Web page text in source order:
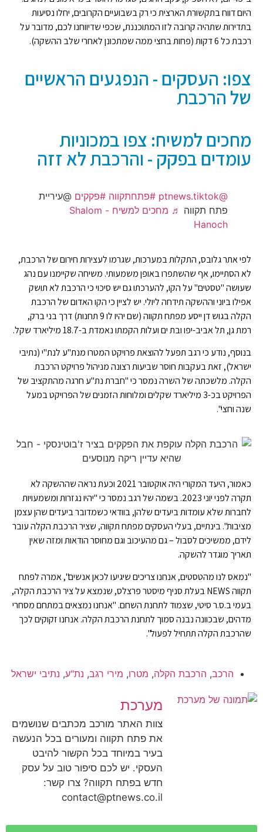
היום דווח בתקשורת הארצית כי רק בשבועיים הקרובים, יחלו נסיעות
בתדירות שתהיה קרובה לזו המתוכננת, שכפי שדיווחנו לכם, מדובר על
רכבת כל 6 דקות (פחות בחצי ממה שמתכונן לאחרי שלב ההשקה).
צפו: העסקים - הנפגעים הראשיים
של הרכבת
מחכים למשיח: צפו במכוניות
עומדים בפקק - והרכבת לא זזה
@ptnews.tiktok #פתחתקווה #פקקים @עיריית
פתח תקווה
♬ מחכים למשיח - Shalom
Hanoch
לפי אתר גלובס, התקלות במערכות, שגרמו לעצירות חירום של הרכבת,
לא הסתיימו, אף שהשתפרו באופן משמעותי. משיחה שקיימנו עם נהג
שעושה "טסטים" על הקו, להערכתו גם יש סיכוי כי הרכבת לא תושק
אפילו ביוני וההשקה תידחה ליולי. יש לציין כי הקו האדום של הרכבת
הקלה בגוש דן ייסע מפתח תקווה (שם יהיו לו 9 תחנות) דרך בני ברק,
רמת גן, תל אביב-יפו ובת ים ועלות הקמתו נאמדת ב-18.7 מיליארד שקל.
בנוסף, נודע כי רגב תפעל להוצאת פרויקט המטרו מנת"ע לנת"י (נתיבי
ישראל), זאת בעקבות חוסר שביעות רצונה מניהול פרויקט הרכבת
הקלה. מלשכתה של השרה נמסר כי "חברת נת"ע חרגה מהתקציב של
הפרויקט בכ-3 מיליארד שקלים ומלוחות הזמנים של הפרויקט במעל
שנה וחצי".
כאמור, היעד המקורי היה אוקטובר 2021 וכעת נראה שההשקה לא
תקרה לפני יוני 2023. בשמה של רגב נמסר כי "יהיו נגזרות ומשמעויות
לחברות שלא עומדות ביעדים שלהן, בוודאי כשמדובר ביעדים שהן עצמן
מציבות".בינתיים, בעלי העסקים מפתח תקווה, שציר הרכבת הקלה עובר
לידם, ממשיכים לסבול – גם מהעיכוב וגם מחוסר הודאות ומזה שאין
תאריך מוגדר להשקה.
"נמאס לנו מהטסטים, אנחנו צריכים שיגיעו לכאן אנשים", אמרה לפתח
תקווה NEWS בעלת סניף מיסטר פרצלס, שנמצא על ציר הרכבת הקלה,
בעמי ב.ס.ר סיטי, שצמוד לתחנת השחם. "אנחנו נמצאים במתחם מסחרי
מדהים, שבכוונה נבנה סמוך לתחנת הרכבת הקלה. אנחנו זקוקים לכך
שהרכבת הקלה תתחיל לפעול".
הרכב, הרכבת הקלה, מטרו, מירי רגב, נת"ע, נתיבי ישראל
מערכת
צוות האתר מורכב מכתבים שנושמים
את פתח תקווה ומעורים בכל הנעשה
בעיר במיוחד בכל הקשור להיבט
העסקי. יש לכם סיפור טוב על עסק
חדש בפתח תקווה? צרו קשר:
contact@ptnews.co.il